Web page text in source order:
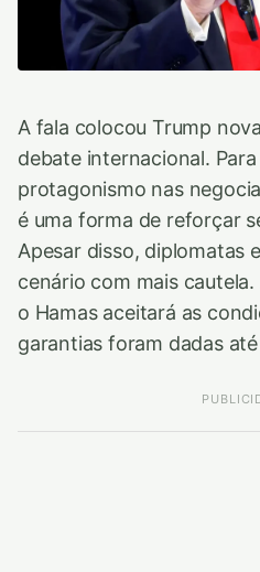
A fala colocou Trump
debate internacional.
protagonismo nas
é uma forma de reforçar
Apesar disso, diplomatas
cenário com mais
o Hamas aceitará as
garantias foram dadas